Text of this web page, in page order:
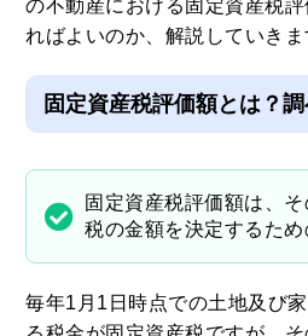
した不動産の固定資産税評価
ければなりません。
の不動産における固定資産税
ればよいのか、解説していき
固定資産税評価額とは？
固定資産税評価額は、
税の金額を決定するため